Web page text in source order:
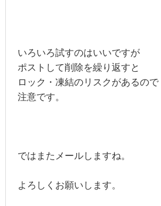
いろいろ試すのはいいですが
ポストして削除を繰り返すと
ロック・凍結のリスクがあるので
注意です。
ではまたメールしますね。
よろしくお願いします。